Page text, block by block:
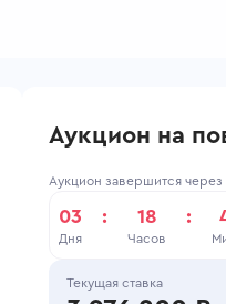
Аукцион на
Аукцион завершится через
03
Дня
: 18
Часов
:
Текущая ставка